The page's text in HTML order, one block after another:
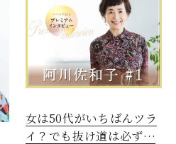
女は50代がいちばんツラ
イ？でも抜け道は必ずあ